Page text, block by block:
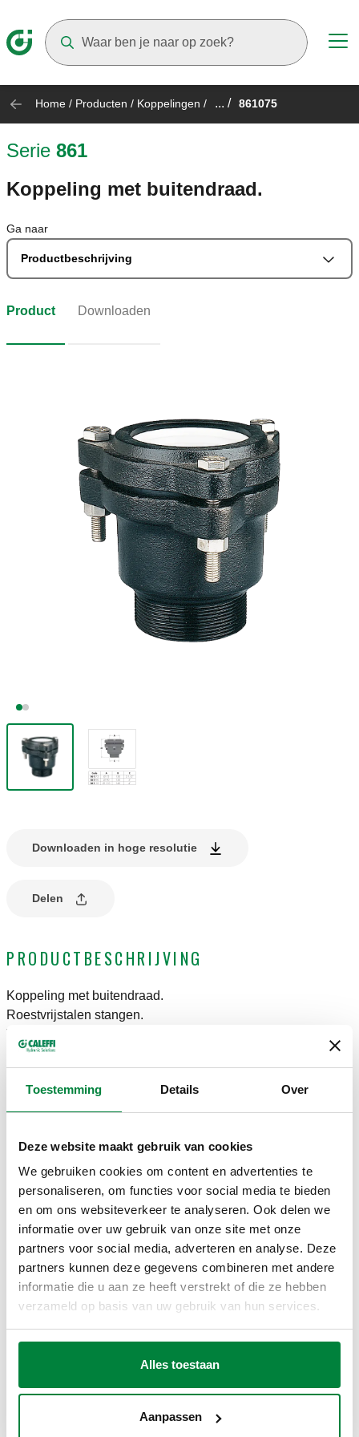
Toestemming Details Over
Deze website maakt gebruik van cookies
We gebruiken cookies om content en advertenties te
personaliseren, om functies voor social media te bieden
en om ons websiteverkeer te analyseren. Ook delen we
informatie over uw gebruik van onze site met onze
partners voor social media, adverteren en analyse. Deze
partners kunnen deze gegevens combineren met andere
informatie die u aan ze heeft verstrekt of die ze hebben
verzameld op basis van uw gebruik van hun services.
Alles toestaan
Aanpassen
Home / Producten / Koppelingen / ... / 861075
Serie 861
Koppeling met buitendraad.
Ga naar
Productbeschrijving
Product Downloaden
Downloaden in hoge resolutie
Delen
PRODUCTBESCHRIJVING
Koppeling met buitendraad.
Roestvrijstalen stangen.
Voor PE-buizen.
TECHNISCHE GEGEVENS
Gemiddelde temperatuurbereik:0–40 °C
TEKENINGEN EN SPECIFICATIES
Artikelnummer Buisdiameter Aansluiting
861075 Ø 75 R 2 1/2" (EN 10226-1) M